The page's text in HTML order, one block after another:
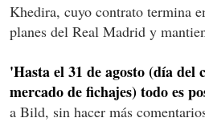
Khedira, cuyo contrato termina
planes del Real Madrid y
'Hasta el 31 de agosto (día del
mercado de fichajes) todo es
a Bild, sin hacer más